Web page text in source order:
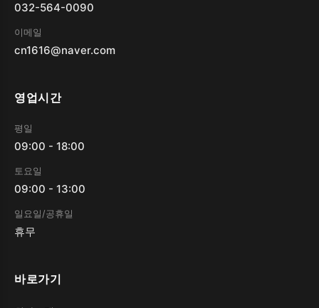
032-564-0090
이메일
cn1616@naver.com
영업시간
평일
09:00 - 18:00
토요일
09:00 - 13:00
일요일/공휴일
휴무
바로가기